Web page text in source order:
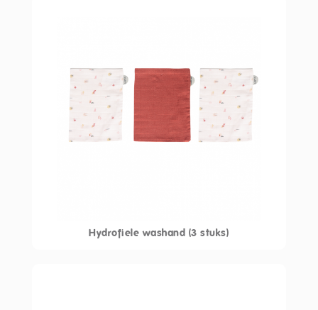
Hydrofiele washand (3 stuks)